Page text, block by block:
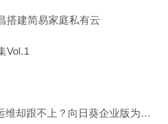
搭建简易家庭私有云
Vol.1
· 门店越开越多，IT运维却跟不上？向日葵企业版为连锁餐饮“破局”